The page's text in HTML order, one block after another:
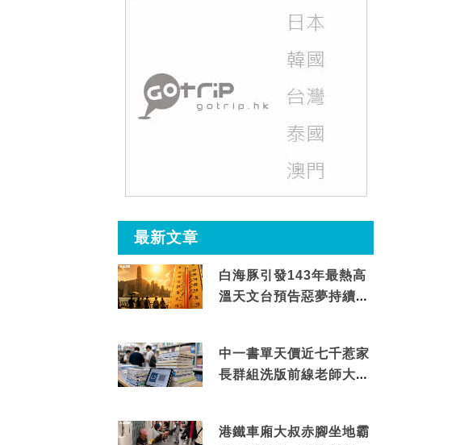
最新文章
白海豚引發143年最熱高
溫天文台預告惡夢持續至
中一書單天價近七千惹家
長群組洗版前線老師大爆
港鐵車廂大叔赤腳坐地霸